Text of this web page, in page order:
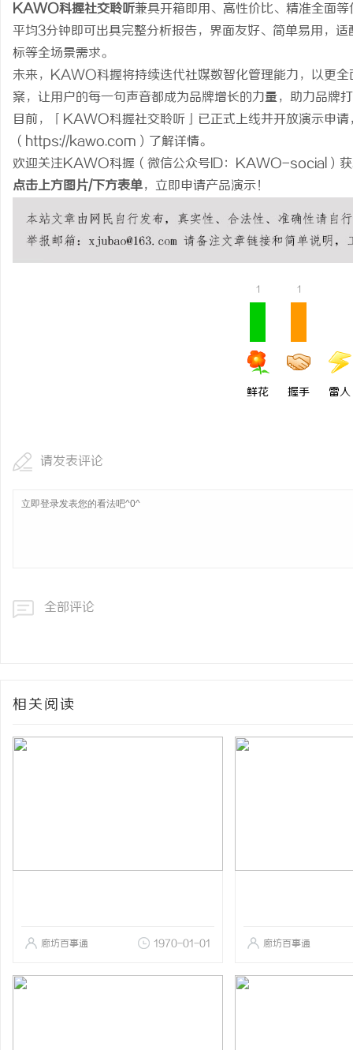
KAWO科握社交聆听兼具开箱即用、高性价比、精准全面
平均3分钟即可出具完整分析报告，界面友好、简单易用，
标等全场景需求。
未来，KAWO科握将持续迭代社媒数智化管理能力，以更
案，让用户的每一句声音都成为品牌增长的力量，助力品牌
目前，「KAWO科握社交聆听」已正式上线并开放演示申
（https://kawo.com）了解详情。
欢迎关注KAWO科握（微信公众号ID：KAWO-social）获
点击上方图片/下方表单，立即申请产品演示！
1
鲜花
1
握手 雷人
请发表评论
全部评论
相关阅读
廊坊百事通 1970-01-01 廊坊百事通